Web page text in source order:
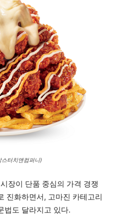
터치앤컴퍼니)
장이 단품 중심의 가격 경쟁
진화하면서, 고마진 카테고리
법도 달라지고 있다.